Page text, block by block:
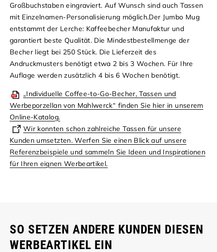
Großbuchstaben eingraviert. Auf Wunsch sind auch Tassen
mit Einzelnamen-Personalisierung möglich.Der Jumbo Mug
entstammt der Lerche: Kaffeebecher Manufaktur und
garantiert beste Qualität. Die Mindestbestellmenge der
Becher liegt bei 250 Stück. Die Lieferzeit des
Andruckmusters benötigt etwa 2 bis 3 Wochen. Für Ihre
Auflage werden zusätzlich 4 bis 6 Wochen benötigt.
„Individuelle Coffee-to-Go-Becher, Tassen und
Werbeporzellan von Mahlwerck“ finden Sie hier in unserem
Online-Katalog.
Wir konnten schon zahlreiche Tassen für unsere
Kunden umsetzten. Werfen Sie einen Blick auf unsere
Referenzbeispiele und sammeln Sie Ideen und Inspirationen
für Ihren eignen Werbeartikel.
SO SETZEN ANDERE KUNDEN DIESEN
WERBEARTIKEL EIN